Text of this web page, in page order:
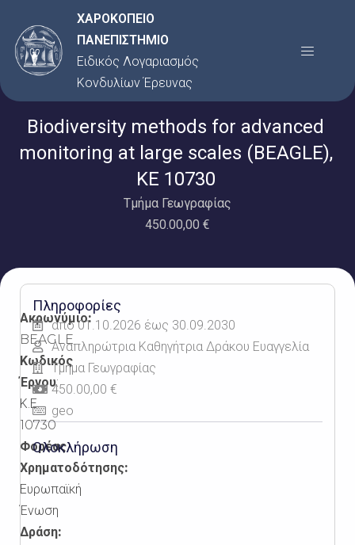
στο
περιεχόμενο
ΧΑΡΟΚΟΠΕΙΟ
ΠΑΝΕΠΙΣΤΗΜΙΟ
Ειδικός Λογαριασμός
Κονδυλίων Έρευνας
Menu
Biodiversity methods for advanced
monitoring at large scales (BEAGLE),
ΚΕ 10730
Τμήμα Γεωγραφίας
450.00,00 €
Ακρωνύμιο:
BEAGLE
Κωδικός
Έργου:
Κ.Ε.
10730
Φορέας
Χρηματοδότησης:
Ευρωπαϊκή
Ένωση
Δράση:
Πληροφορίες
από 01.10.2026 έως 30.09.2030
Αναπληρώτρια Καθηγήτρια Δράκου Ευαγγελία
Τμήμα Γεωγραφίας
450.00,00 €
geo
Ολοκλήρωση